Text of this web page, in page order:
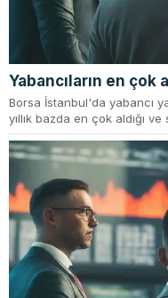
Yabancıların en çok
Borsa İstanbul'da yabancı
yıllık bazda en çok aldığı